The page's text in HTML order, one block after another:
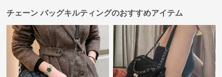
チェーン バッグキルティングのおすすめアイテム